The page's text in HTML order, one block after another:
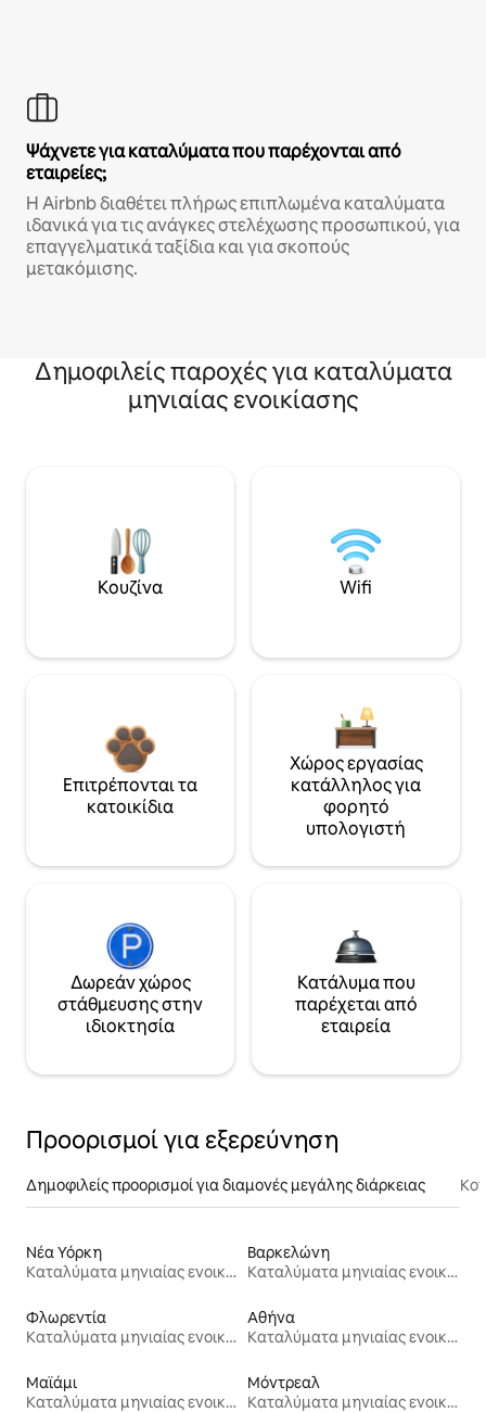
Ψάχνετε για καταλύματα που παρέχονται από
εταιρείες;
Η Airbnb διαθέτει πλήρως επιπλωμένα καταλύματα
ιδανικά για τις ανάγκες στελέχωσης προσωπικού, για
επαγγελματικά ταξίδια και για σκοπούς
μετακόμισης.
Δημοφιλείς παροχές για καταλύματα
μηνιαίας ενοικίασης
Κουζίνα Wifi
Επιτρέπονται τα
κατοικίδια
Χώρος εργασίας
κατάλληλος για
φορητό
υπολογιστή
Δωρεάν χώρος
στάθμευσης στην
ιδιοκτησία
Κατάλυμα που
παρέχεται από
εταιρεία
Προορισμοί για εξερεύνηση
Δημοφιλείς προορισμοί για διαμονές μεγάλης διάρκειας
Νέα Υόρκη
Καταλύματα μηνιαίας ενοικίασης
Βαρκελώνη
Καταλύματα μηνιαίας ενοικίασης
Φλωρεντία
Καταλύματα μηνιαίας ενοικίασης
Αθήνα
Καταλύματα μηνιαίας ενοικίασης
Μαϊάμι
Καταλύματα μηνιαίας ενοικίασης
Μόντρεαλ
Καταλύματα μηνιαίας ενοικίασης